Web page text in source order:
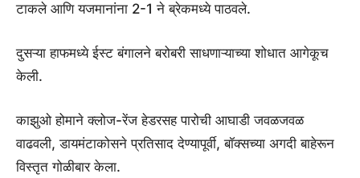
टाकले आणि यजमानांना 2-1 ने ब्रेकमध्ये पाठवले.
दुसऱ्या हाफमध्ये ईस्ट बंगालने बरोबरी साधणाऱ्याच्या शोधात आगेकूच
केली.
काझुओ होमाने क्लोज-रेंज हेडरसह पारोची आघाडी जवळजवळ
वाढवली, डायमंटाकोसने प्रतिसाद देण्यापूर्वी, बॉक्सच्या अगदी बाहेरून
विस्तृत गोळीबार केला.